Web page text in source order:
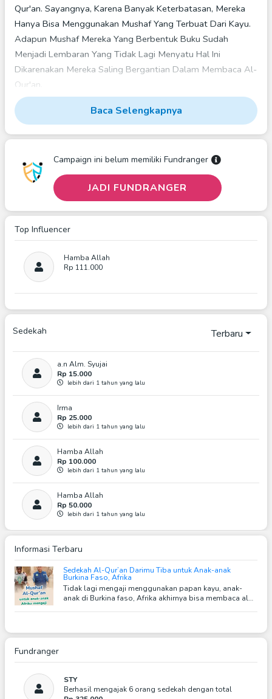
Qur'an. Sayangnya, Karena Banyak Keterbatasan, Mereka
Hanya Bisa Menggunakan Mushaf Yang Terbuat Dari Kayu.
Adapun Mushaf Mereka Yang Berbentuk Buku Sudah
Menjadi Lembaran Yang Tidak Lagi Menyatu Hal Ini
Dikarenakan Mereka Saling Bergantian Dalam Membaca Al-
Qur'an.
Mereka Tidak Memiliki Mushaf Yang Layak Untuk Dibaca
Dan Terus Dihafalkan.
Kita Di Afrika, Kirimkan Al-Qur'an Untuk Mereka.
*Dalam Penggalangan Dana Program Operasional
Lembaga Sesuai Dengan Keputusan Menteri Agama (KMA)
No 606 Tahun 2020 (revisi KMA No 733 Tahun 2018).
Baca Selengkapnya
Campaign ini belum memiliki Fundranger
JADI FUNDRANGER
Top Influencer
Hamba Allah
Rp 111.000
Sedekah Terbaru
a.n Alm. Syujai
Rp 15.000
lebih dari 1 tahun yang lalu
Irma
Rp 25.000
lebih dari 1 tahun yang lalu
Hamba Allah
Rp 100.000
lebih dari 1 tahun yang lalu
Hamba Allah
Rp 50.000
lebih dari 1 tahun yang lalu
Rp 50.000
Cici Sang Putri
Rp 100.000
lebih dari 1 tahun yang lalu
Semoga bermanfaat dan menjadi amal jariyah
Rp 111.000
Informasi Terbaru
Sedekah Al-Qur’an Darimu Tiba untuk Anak-anak
Burkina Faso, Afrika
Tidak lagi mengaji menggunakan papan kayu, anak-
anak di Burkina faso, Afrika akhirnya bisa membaca al
Fundranger
STY
Berhasil mengajak 6 orang sedekah dengan total